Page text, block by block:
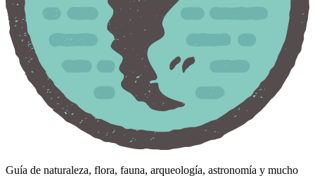
Guía de naturaleza, flora, fauna, arqueología, astronomía y mucho